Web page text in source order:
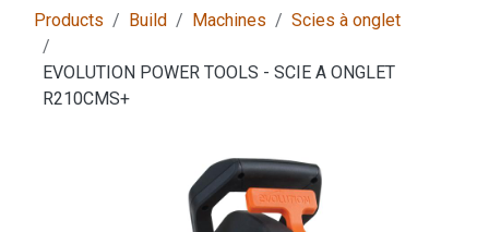
Products Build Machines Scies à onglet
EVOLUTION POWER TOOLS - SCIE A ONGLET
R210CMS+